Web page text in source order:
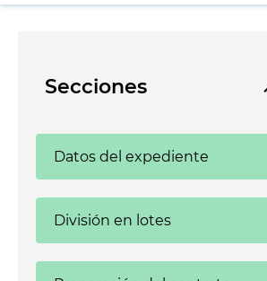
Secciones
Datos del expediente
División en lotes